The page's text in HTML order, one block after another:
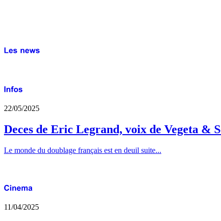
22/05/2025
Deces de Eric Legrand, voix de Vegeta &
Le monde du doublage français est en deuil suite...
11/04/2025